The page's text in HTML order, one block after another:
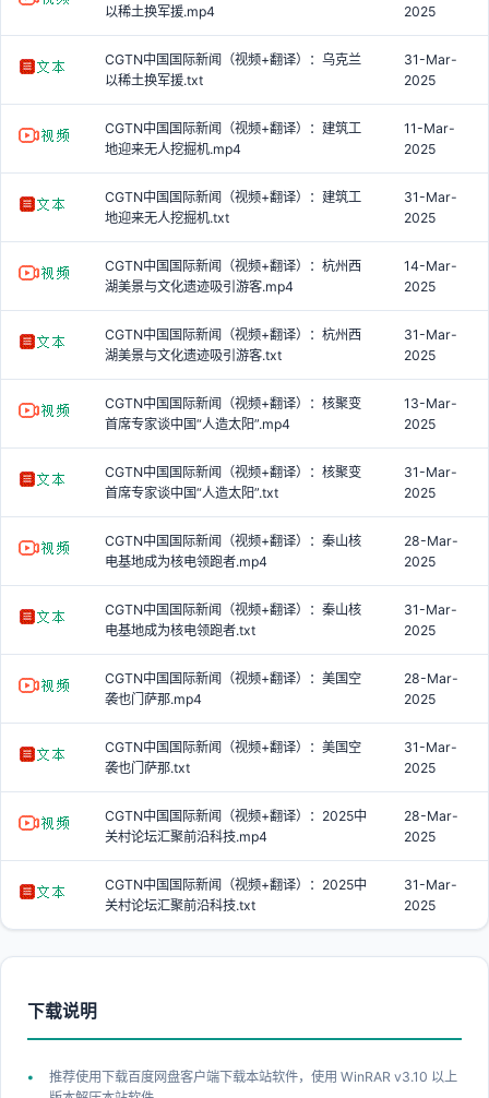
以稀土换军援.mp4
2025
CGTN中国国际新闻（视频+翻译）：乌克兰
以稀土换军援.txt
31-Mar-
2025
CGTN中国国际新闻（视频+翻译）：建筑工
地迎来无人挖掘机.mp4
11-Mar-
2025
CGTN中国国际新闻（视频+翻译）：建筑工
地迎来无人挖掘机.txt
31-Mar-
2025
CGTN中国国际新闻（视频+翻译）：杭州西
湖美景与文化遗迹吸引游客.mp4
14-Mar-
2025
CGTN中国国际新闻（视频+翻译）：杭州西
湖美景与文化遗迹吸引游客.txt
31-Mar-
2025
CGTN中国国际新闻（视频+翻译）：核聚变
首席专家谈中国“人造太阳”.mp4
13-Mar-
2025
CGTN中国国际新闻（视频+翻译）：核聚变
首席专家谈中国“人造太阳”.txt
31-Mar-
2025
CGTN中国国际新闻（视频+翻译）：秦山核
电基地成为核电领跑者.mp4
28-Mar-
2025
CGTN中国国际新闻（视频+翻译）：秦山核
电基地成为核电领跑者.txt
31-Mar-
2025
CGTN中国国际新闻（视频+翻译）：美国空
袭也门萨那.mp4
28-Mar-
2025
CGTN中国国际新闻（视频+翻译）：美国空
袭也门萨那.txt
31-Mar-
2025
CGTN中国国际新闻（视频+翻译）：2025中
关村论坛汇聚前沿科技.mp4
28-Mar-
2025
CGTN中国国际新闻（视频+翻译）：2025中
关村论坛汇聚前沿科技.txt
31-Mar-
2025
下载说明
推荐使用下载百度网盘客户端下载本站软件，使用 WinRAR v3.10 以上